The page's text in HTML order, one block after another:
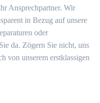
Ansprechpartner. Wir
in Bezug auf unsere
oder
da. Zögern Sie nicht, uns
von unserem erstklassigen